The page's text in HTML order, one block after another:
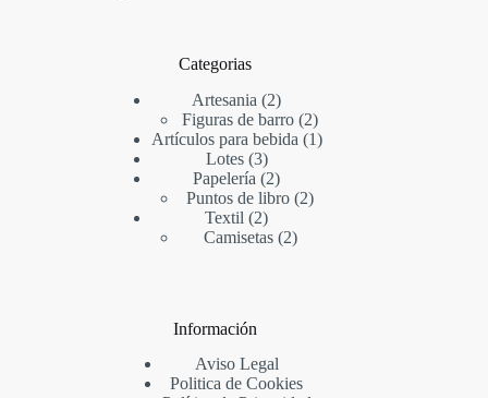
Categorias
Artesania
22
productos
Figuras de barro 22
productos
Artículos para bebida 11
Lotes 33
productos
Papelería 22
productos
Puntos de libro 22
Textil 22
productos
Camisetas 22
Información
Aviso Legal
Politica de Cookies